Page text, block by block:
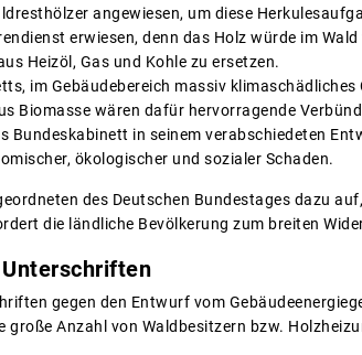
angewiesen, um diese
erwiesen, denn das Holz würde im
Heizöl, Gas und Kohle zu ersetzen.
im Gebäudebereich massiv
Biomasse wären dafür hervorragende
Bundeskabinett in seinem verabschiedeten
ökologischer und sozialer Schaden.
des Deutschen Bundestages dazu
die ländliche Bevölkerung zum breiten
gegen den Entwurf vom
große Anzahl von Waldbesitzern bzw.